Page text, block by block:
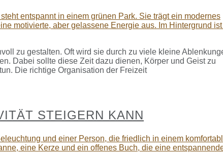
zu gestalten. Oft wird sie durch zu viele kleine
Dabei sollte diese Zeit dazu dienen, Körper und Geist zu
Die richtige Organisation der Freizeit
STEIGERN KANN